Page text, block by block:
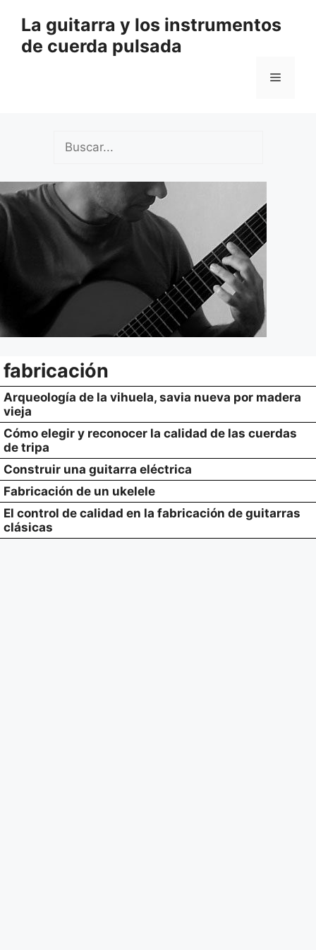
contenido
La guitarra y los instrumentos
de cuerda pulsada
Menú
fabricación
Arqueología de la vihuela, savia nueva por madera
vieja
Cómo elegir y reconocer la calidad de las cuerdas
de tripa
Construir una guitarra eléctrica
Fabricación de un ukelele
El control de calidad en la fabricación de guitarras
clásicas